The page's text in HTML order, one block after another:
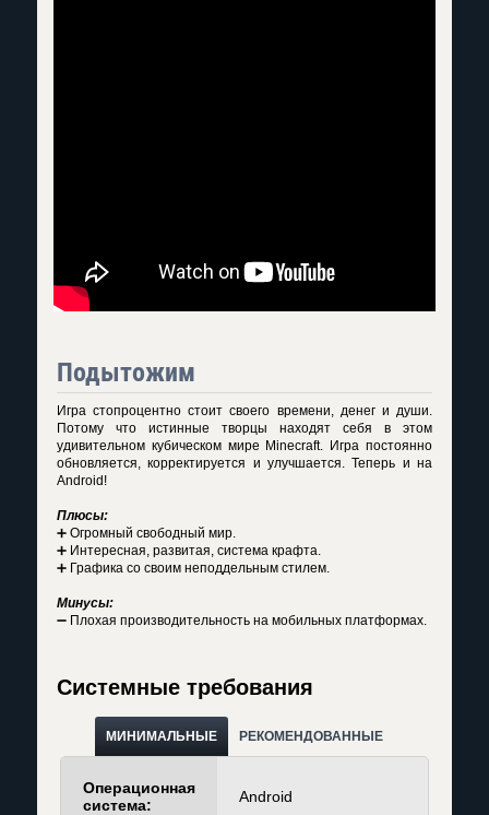
Подытожим
Игра стопроцентно стоит своего времени, денег и души.
Потому что истинные творцы находят себя в этом
удивительном кубическом мире Minecraft. Игра постоянно
обновляется, корректируется и улучшается. Теперь и на
Android!
Плюсы:
➕ Огромный свободный мир.
➕ Интересная, развитая, система крафта.
➕ Графика со своим неподдельным стилем.
Минусы:
➖ Плохая производительность на мобильных платформах.
Системные требования
МИНИМАЛЬНЫЕ РЕКОМЕНДОВАННЫЕ
Операционная
система:
Android